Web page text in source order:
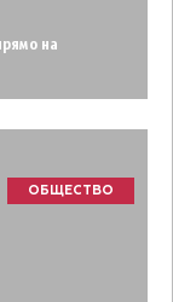
на
ОБЩЕСТВО